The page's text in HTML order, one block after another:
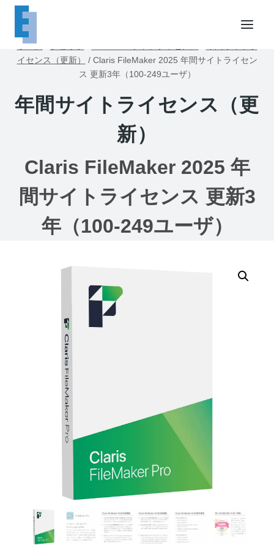
ホーム
イセンス（更新）
/ Claris FileMaker 2025 年間サイトライセン
ス 更新3年（100-249ユーザ）
年間サイトライセンス（更
新）
Claris FileMaker 2025 年
間サイトライセンス 更新3
年（100-249ユーザ）